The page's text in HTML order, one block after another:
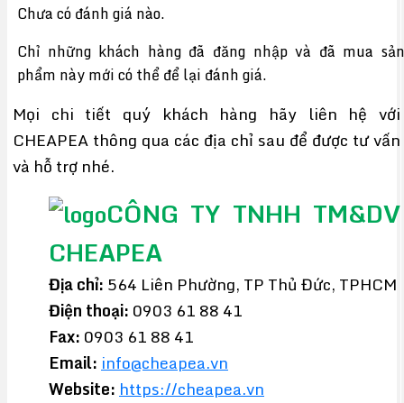
Chưa có đánh giá nào.
Chỉ những khách hàng đã đăng nhập và đã mua sản
phẩm này mới có thể để lại đánh giá.
Mọi chi tiết quý khách hàng hãy liên hệ với
CHEAPEA thông qua các địa chỉ sau để được tư vấn
và hỗ trợ nhé.
CÔNG TY TNHH TM&DV
CHEAPEA
Địa chỉ: 564 Liên Phường, TP Thủ Đức, TPHCM
Điện thoại: 0903 61 88 41
Fax: 0903 61 88 41
Email:info@cheapea.vn
Website:https://cheapea.vn